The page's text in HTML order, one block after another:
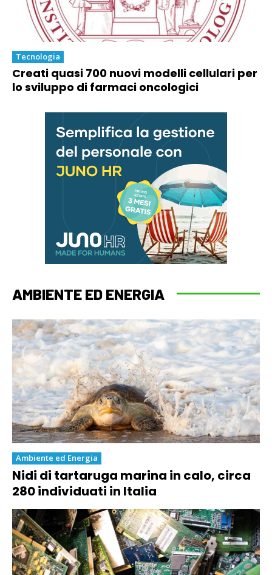
Tecnologia
Creati quasi 700 nuovi modelli cellulari per
lo sviluppo di farmaci oncologici
AMBIENTE ED ENERGIA
Ambiente ed Energia
Nidi di tartaruga marina in calo, circa
280 individuati in Italia